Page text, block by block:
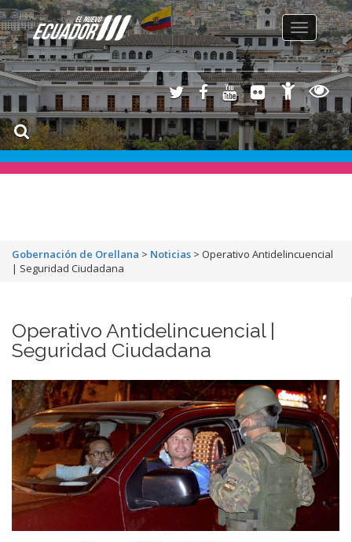
Toggle
navigation
Gobernación de Orellana > Noticias > Operativo Antidelincuencial
| Seguridad Ciudadana
Operativo Antidelincuencial |
Seguridad Ciudadana